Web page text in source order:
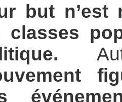
but n’est
classes